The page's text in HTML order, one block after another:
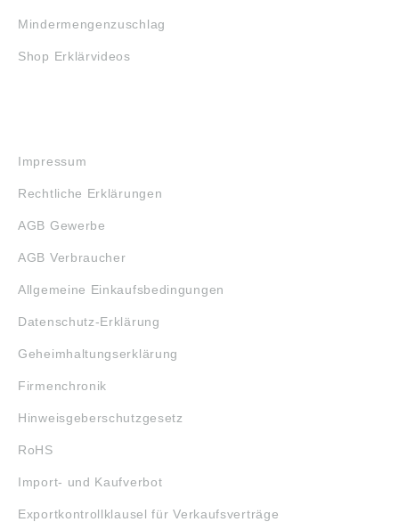
Mindermengenzuschlag
Shop Erklärvideos
Impressum
Rechtliche Erklärungen
AGB Gewerbe
AGB Verbraucher
Allgemeine Einkaufsbedingungen
Datenschutz-Erklärung
Geheimhaltungserklärung
Firmenchronik
Hinweisgeberschutzgesetz
RoHS
Import- und Kaufverbot
Exportkontrollklausel für Verkaufsverträge